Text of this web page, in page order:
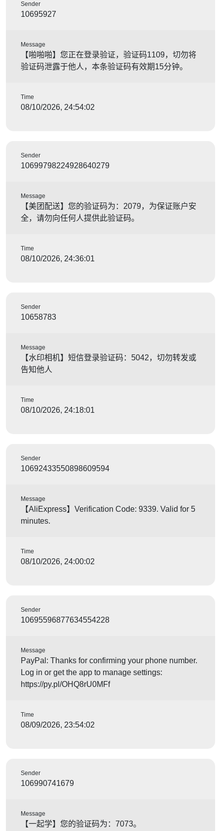
Sender
10695927
Message
【啪啪啪】您正在登录验证，验证码1109，切勿将
验证码泄露于他人，本条验证码有效期15分钟。
Time
08/10/2026, 24:54:02
Sender
10699798224928640279
Message
【美团配送】您的验证码为：2079，为保证账户安
全，请勿向任何人提供此验证码。
Time
08/10/2026, 24:36:01
Sender
10658783
Message
【水印相机】短信登录验证码：5042，切勿转发或
告知他人
Time
08/10/2026, 24:18:01
Sender
10692433550898609594
Message
【AliExpress】Verification Code: 9339. Valid for 5
minutes.
Time
08/10/2026, 24:00:02
Sender
10695596877634554228
Message
PayPal: Thanks for confirming your phone number.
Log in or get the app to manage settings:
https://py.pl/OHQ8rU0MFf
Time
08/09/2026, 23:54:02
Sender
106990741679
Message
【一起学】您的验证码为：7073。